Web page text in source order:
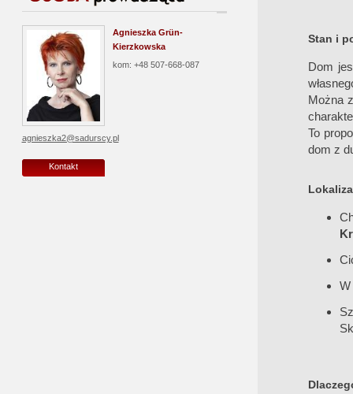
Agnieszka Grün-
Kierzkowska
kom: +48 507-668-087
agnieszka2@sadurscy.pl
Kontakt
Stan i
Dom
Można
To
dom z
W